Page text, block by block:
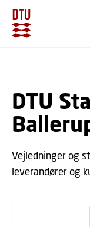
DTU
Vejledninger og
leverandører og